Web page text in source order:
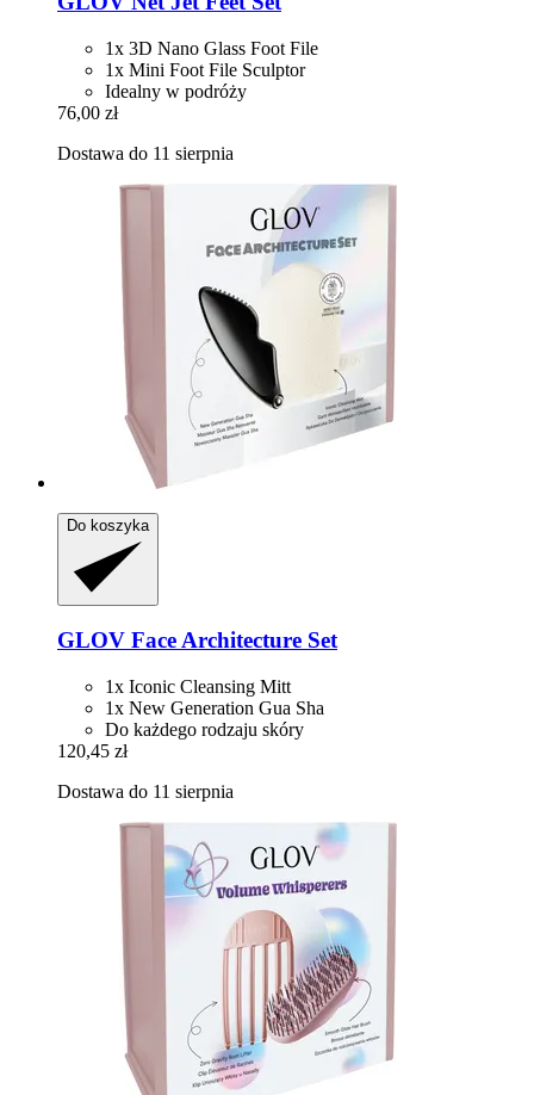
1x 3D Nano Glass Foot File
1x Mini Foot File Sculptor
Idealny w podróży
76,00 zł
Dostawa do 11 sierpnia
Do koszyka
GLOV Face Architecture Set
1x Iconic Cleansing Mitt
1x New Generation Gua Sha
Do każdego rodzaju skóry
120,45 zł
Dostawa do 11 sierpnia